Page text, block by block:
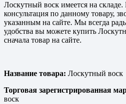
Лоскутный воск имеется на
консультация по данному товару,
указанным на сайте. Мы всегда
удобства вы можете купить
сначала товар на сайте.
Название товара: Лоскутный воск
Торговая зарегистрированная
воск